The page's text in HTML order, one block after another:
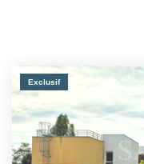
Exclusif